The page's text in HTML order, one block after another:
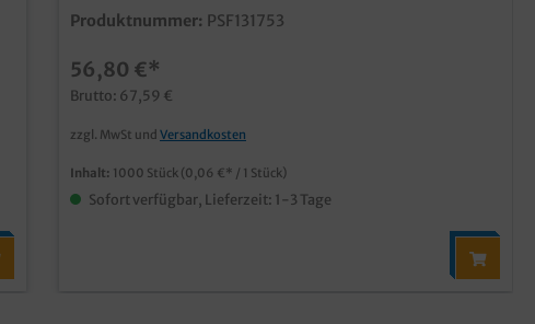
Produktnummer: PSF131753
56,80 €*
Brutto: 67,59 €
zzgl. MwSt und Versandkosten
Inhalt: 1000 Stück (0,06 €* / 1 Stück)
Sofort verfügbar, Lieferzeit: 1-3 Tage